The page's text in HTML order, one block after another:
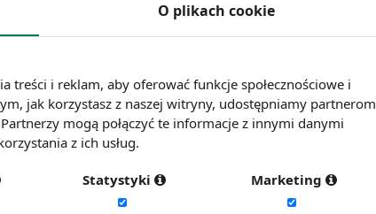
O plikach cookie
i reklam, aby oferować funkcje społecznościowe i
jak korzystasz z naszej witryny, udostępniamy partnerom
mogą połączyć te informacje z innymi danymi
z ich usług.
Statystyki Marketing